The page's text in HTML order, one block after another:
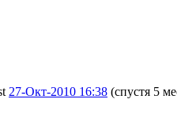
27-Окт-2010 16:38 (спустя 5